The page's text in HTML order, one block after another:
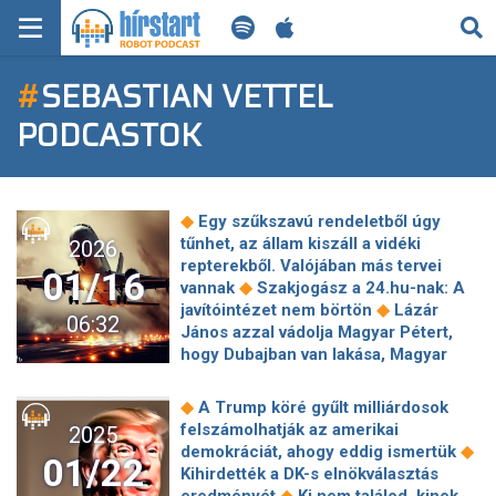
KERESÉS
KEZDŐLAP
FRISS HÍREK
FILM-ZENE-SZÓRAKOZÁS
PLAYLIST
MI AZ A ROBOT PODCAST?
#SEBASTIAN VETTEL
PODCASTOK
2026
01/16
06:32
◆ Egy szűkszavú rendeletből úgy
tűnhet, az állam kiszáll a vidéki
repterekből. Valójában más tervei
vannak ◆ Szakjogász a 24.hu-nak: A
javítóintézet nem börtön ◆ Lázár
János azzal vádolja Magyar Pétert,
hogy Dubajban van lakása, Magyar
Bécsben és Svájcban
Döntött a
cseh alsóház, bizalmat kapott a
parlamentben Andrej Babis kormánya
◆Repülőrajt helyett stagnált a magyar
gazdaság
◆ Így tréfálkoznak Trump
2025
01/22
◆ A Trump köré gyűlt milliárdosok
felszámolhatják az amerikai
demokráciát, ahogy eddig ismertük ◆
Kihirdették a DK-s elnökválasztás